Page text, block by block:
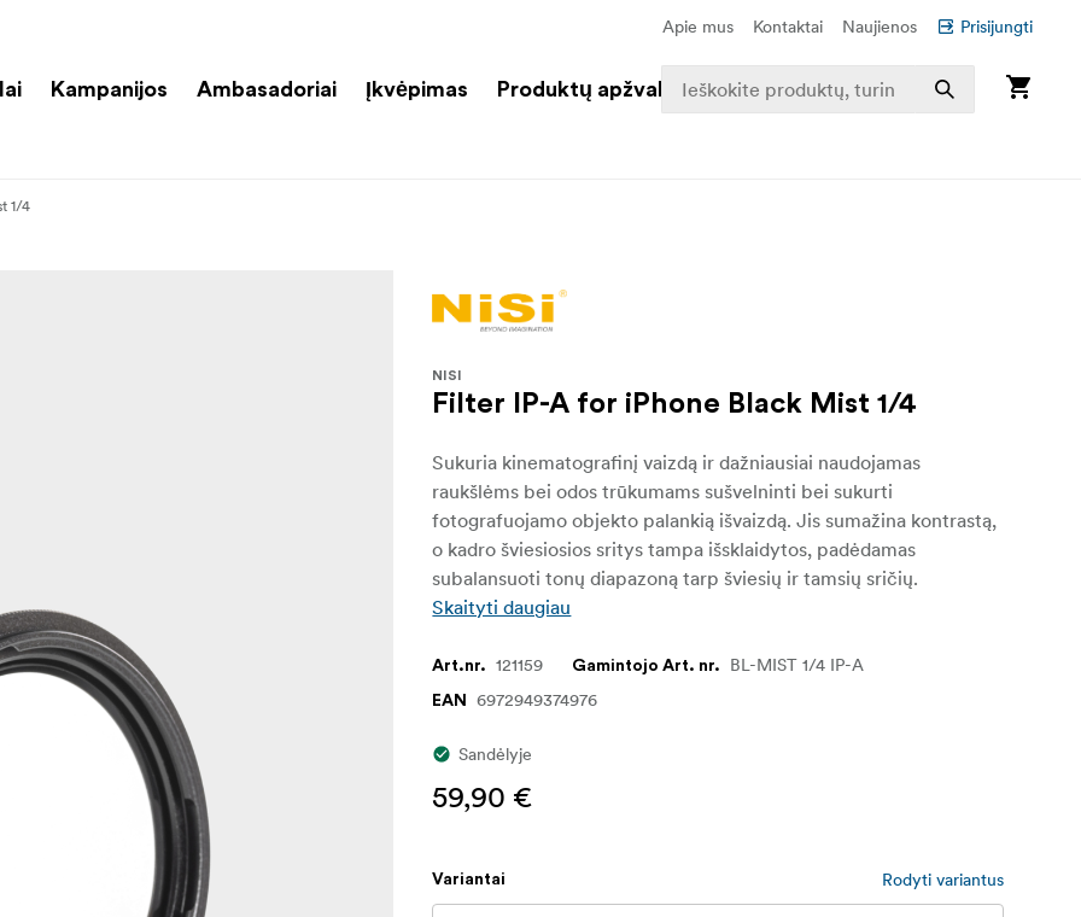
Apie mus Kontaktai Naujienos Prisijungti
Kampanijos Ambasadoriai Įkvėpimas Produktų apžvalga
1/4
NISI
Filter IP-A for iPhone Black Mist 1/4
Sukuria kinematografinį vaizdą ir dažniausiai naudojamas
raukšlėms bei odos trūkumams sušvelninti bei sukurti
fotografuojamo objekto palankią išvaizdą. Jis sumažina kontrastą,
o kadro šviesiosios sritys tampa išsklaidytos, padėdamas
subalansuoti tonų diapazoną tarp šviesių ir tamsių sričių.
Skaityti daugiau
Art.nr. 121159 Gamintojo Art. nr. BL-MIST 1/4 IP-A
EAN 6972949374976
Sandėlyje
59,90 €
Variantai Rodyti variantus